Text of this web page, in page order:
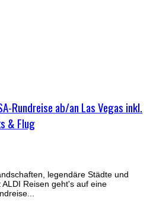
Rundreise ab/an Las Vegas inkl.
& Flug
legendäre Städte und
Reisen geht's auf eine